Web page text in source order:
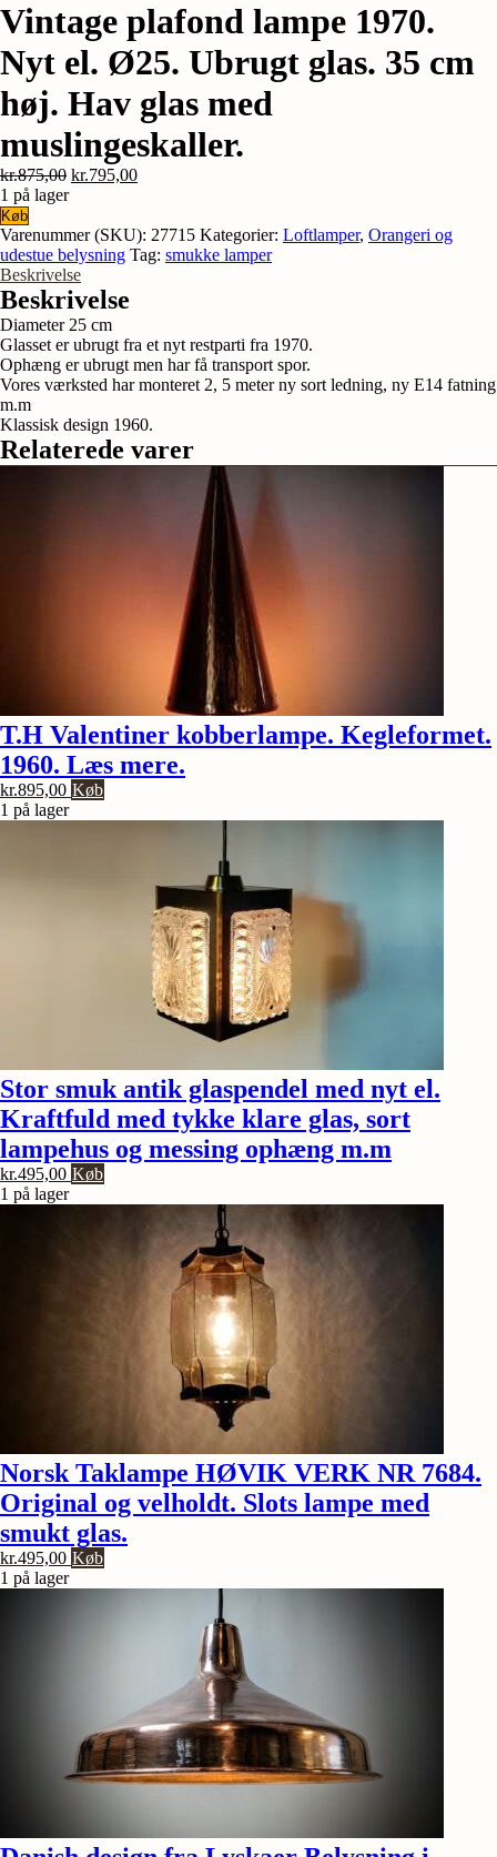
Vintage plafond lampe 1970.
Nyt el. Ø25. Ubrugt glas. 35 cm
høj. Hav glas med
muslingeskaller.
kr.875,00 Den
var:
kr.875,00.
kr.795,00Den
er:
kr.795,00.
1 på lager
Vintage
plafond
lampe
1970.
Nyt
el.
Ø25.
Ubrugt
glas.
35
cm
høj.
Hav
Køb
Varenummer (SKU): 27715 Kategorier: Loftlamper, Orangeri og
udestue belysning Tag: smukke lamper
Beskrivelse
Beskrivelse
Diameter 25 cm
Glasset er ubrugt fra et nyt restparti fra 1970.
Ophæng er ubrugt men har få transport spor.
Vores værksted har monteret 2, 5 meter ny sort ledning, ny E14 fatning
m.m
Klassisk design 1960.
Relaterede varer
T.H Valentiner kobberlampe. Kegleformet.
1960. Læs mere.
kr.895,00 Køb
1 på lager
Stor smuk antik glaspendel med nyt el.
Kraftfuld med tykke klare glas, sort
lampehus og messing ophæng m.m
kr.495,00 Køb
1 på lager
Norsk Taklampe HØVIK VERK NR 7684.
Original og velholdt. Slots lampe med
smukt glas.
kr.495,00 Køb
1 på lager